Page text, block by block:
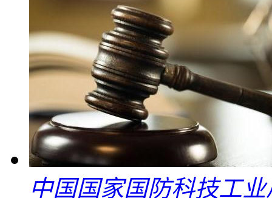
中国国家国防科技工